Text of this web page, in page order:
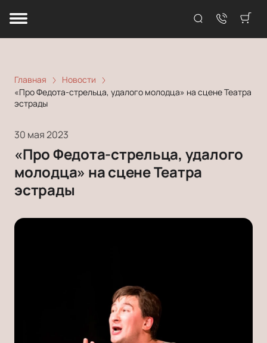
Главная
Новости
«Про Федота-стрельца, удалого молодца» на сцене Театра
эстрады
30 мая 2023
«Про Федота-стрельца, удалого
молодца» на сцене Театра
эстрады